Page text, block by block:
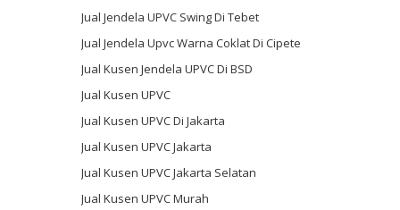
Jual Jendela UPVC Swing Di Tebet
Jual Jendela Upvc Warna Coklat Di Cipete
Jual Kusen Jendela UPVC Di BSD
Jual Kusen UPVC
Jual Kusen UPVC Di Jakarta
Jual Kusen UPVC Jakarta
Jual Kusen UPVC Jakarta Selatan
Jual Kusen UPVC Murah